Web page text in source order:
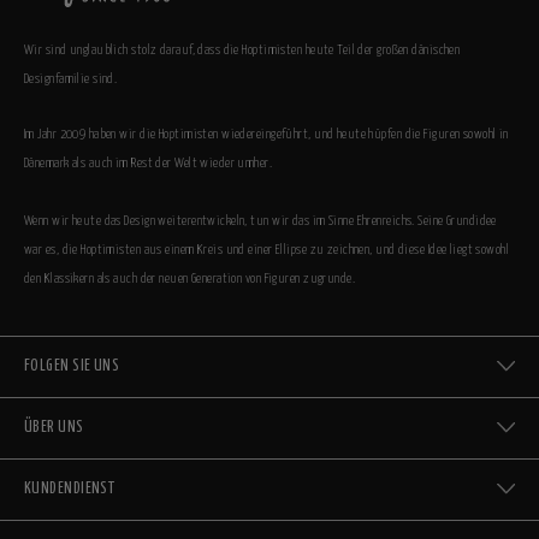
Wir sind unglaublich stolz darauf, dass die Hoptimisten heute Teil der großen dänischen
Designfamilie sind.
Im Jahr 2009 haben wir die Hoptimisten wiedereingeführt, und heute hüpfen die Figuren sowohl in
Dänemark als auch im Rest der Welt wieder umher.
Wenn wir heute das Design weiterentwickeln, tun wir das im Sinne Ehrenreichs. Seine Grundidee
war es, die Hoptimisten aus einem Kreis und einer Ellipse zu zeichnen, und diese Idee liegt sowohl
den Klassikern als auch der neuen Generation von Figuren zugrunde.
FOLGEN SIE UNS
ÜBER UNS
KUNDENDIENST